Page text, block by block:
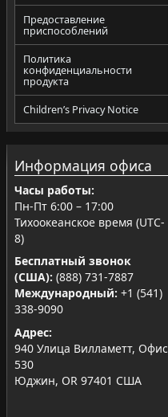
Предоставление
приспособлений
Политика
конфиденциальности
продукта
Children’s Privacy Notice
Информация офиса
Часы работы:
Пн-Пт 6:00 – 17:00
Тихоокеанское время (UTC-
8)
Бесплатный звонок
(США): (888) 731-7887
Международный: +1 (541)
338-9090
Адрес:
940 Улица Вилламетт, Офис
530
Юджин, OR 97401 США